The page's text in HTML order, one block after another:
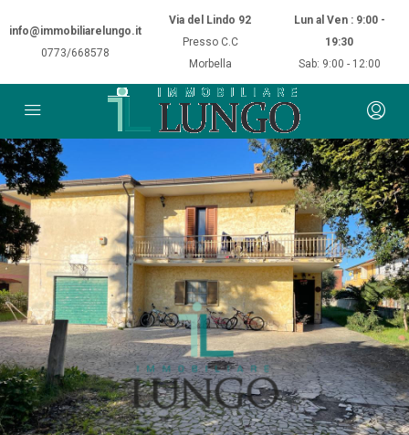
info@immobiliarelungo.it
0773/668578
Via del Lindo 92
Presso C.C
Morbella
Lun al Ven : 9:00 -
19:30
Sab: 9:00 - 12:00